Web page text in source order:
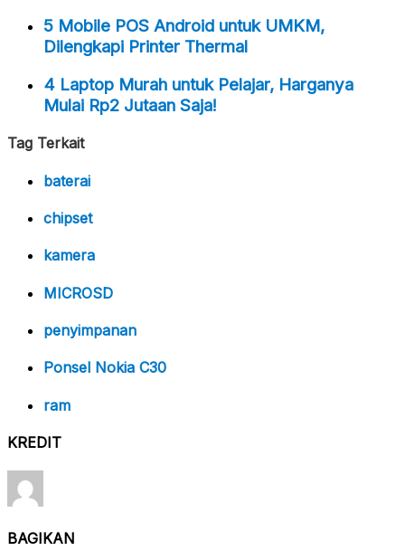
5 Mobile POS Android untuk UMKM,
Dilengkapi Printer Thermal
4 Laptop Murah untuk Pelajar, Harganya
Mulai Rp2 Jutaan Saja!
Tag Terkait
baterai
chipset
kamera
MICROSD
penyimpanan
Ponsel Nokia C30
ram
KREDIT
BAGIKAN